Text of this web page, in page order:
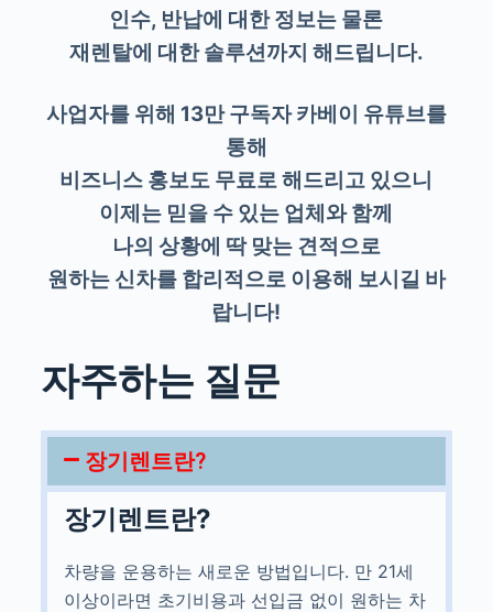
인수, 반납에 대한 정보는 물론
재렌탈에 대한 솔루션까지 해드립니다.
사업자를 위해 13만 구독자 카베이 유튜브를
통해
비즈니스 홍보도 무료로 해드리고 있으니
이제는 믿을 수 있는 업체와 함께
나의 상황에 딱 맞는 견적으로
원하는 신차를 합리적으로 이용해 보시길 바
랍니다!
자주하는 질문
장기렌트란?
장기렌트란?
차량을 운용하는 새로운 방법입니다. 만 21세
이상이라면 초기비용과 선입금 없이 원하는 차